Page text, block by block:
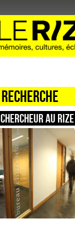
Recherche
Chercheur au Rize